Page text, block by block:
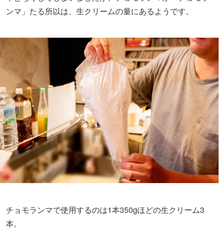
ンマ」たる所以は、生クリームの量にあるようです。
チョモランマで使用するのは1本350gほどの生クリーム3
本。